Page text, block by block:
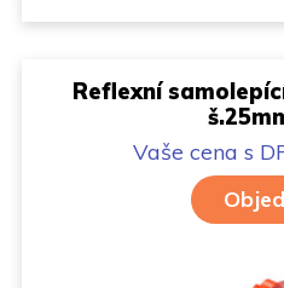
Reflexní
Vaše cena s